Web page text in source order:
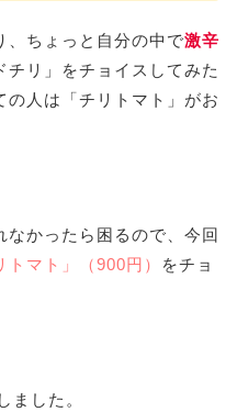
、ちょっと自分の中で激辛
チリ」をチョイスしてみた
の人は「チリトマト」がお
なかったら困るので、今回
トマト」（900円）
をチョ
ました。